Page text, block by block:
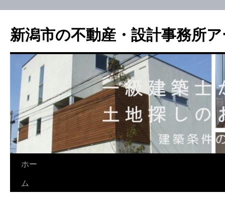
新潟市の不動産・設計事務所
ホー
ム